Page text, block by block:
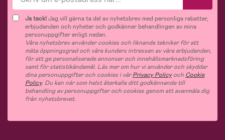
Ja tack!Jag vill gärna ta del av nyhetsbrev med personliga rabatter,
erbjudanden och nyheter och godkänner behandlingen av mina
personuppgifter enligt nedan.
Våra nyhetsbrev använder cookies och liknande tekniker för att
mäta öppningsgrad och våra kunders intressen av våra erbjudanden,
för att ge personaliserade annonser och innehållsmarknadsföring
samt för statistikändamål. Läs mer om hur vi använder och skyddar
dina personuppgifter och cookies i vårPrivacy Policyoch Cookie
Policy. Du kan när som helst återkalla ditt godkännande till
behandling av personuppgifter och cookies genom att avanmäla dig
från nyhetsbrevet.